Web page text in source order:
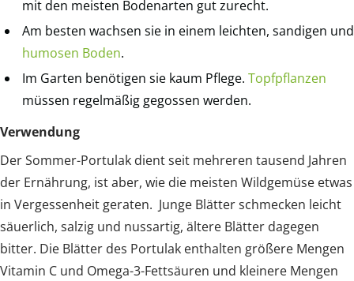
mit den meisten Bodenarten gut zurecht.
Am besten wachsen sie in einem leichten, sandigen und
humosen Boden.
Im Garten benötigen sie kaum Pflege. Topfpflanzen
müssen regelmäßig gegossen werden.
Verwendung
Der Sommer-Portulak dient seit mehreren tausend Jahren
der Ernährung, ist aber, wie die meisten Wildgemüse etwas
in Vergessenheit geraten. Junge Blätter schmecken leicht
säuerlich, salzig und nussartig, ältere Blätter dagegen
bitter. Die Blätter des Portulak enthalten größere Mengen
Vitamin C und Omega-3-Fettsäuren und kleinere Mengen